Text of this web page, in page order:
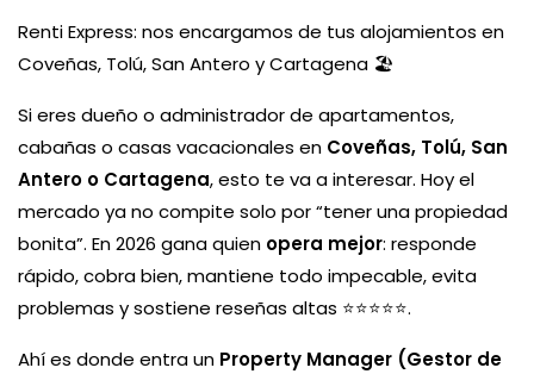
Renti Express: nos encargamos de tus alojamientos en
Coveñas, Tolú, San Antero y Cartagena 🏖️
Si eres dueño o administrador de apartamentos,
cabañas o casas vacacionales en Coveñas, Tolú, San
Antero o Cartagena, esto te va a interesar. Hoy el
mercado ya no compite solo por “tener una propiedad
bonita”. En 2026 gana quien opera mejor: responde
rápido, cobra bien, mantiene todo impecable, evita
problemas y sostiene reseñas altas ⭐⭐⭐⭐⭐.
Ahí es donde entra un Property Manager (Gestor de